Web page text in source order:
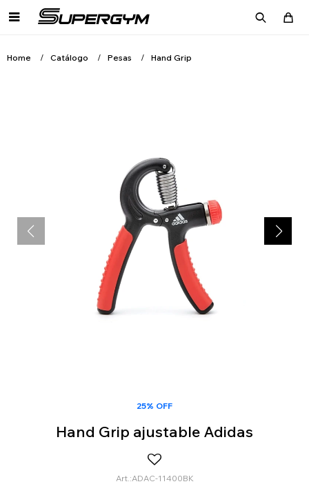

Home Catálogo Pesas Hand Grip
25% OFF
Hand Grip ajustable Adidas
ADAC-11400BK